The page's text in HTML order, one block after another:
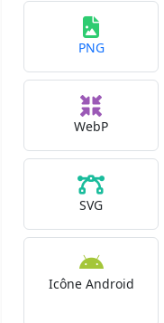
PNG
WebP
SVG
Icône Android